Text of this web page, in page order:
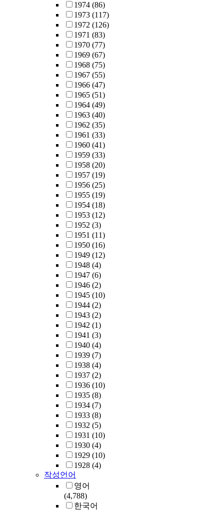
1974 (86)
1973 (117)
1972 (126)
1971 (83)
1970 (77)
1969 (67)
1968 (75)
1967 (55)
1966 (47)
1965 (51)
1964 (49)
1963 (40)
1962 (35)
1961 (33)
1960 (41)
1959 (33)
1958 (20)
1957 (19)
1956 (25)
1955 (19)
1954 (18)
1953 (12)
1952 (3)
1951 (11)
1950 (16)
1949 (12)
1948 (4)
1947 (6)
1946 (2)
1945 (10)
1944 (2)
1943 (2)
1942 (1)
1941 (3)
1940 (4)
1939 (7)
1938 (4)
1937 (2)
1936 (10)
1935 (8)
1934 (7)
1933 (8)
1932 (5)
1931 (10)
1930 (4)
1929 (10)
1928 (4)
작성언어
영어
(4,788)
한국어